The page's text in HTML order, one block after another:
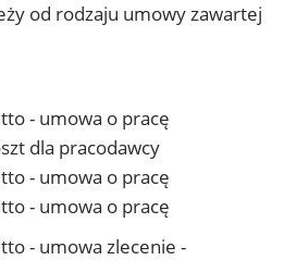
od rodzaju umowy zawartej
- umowa o pracę
dla pracodawcy
- umowa o pracę
- umowa o pracę
- umowa zlecenie -